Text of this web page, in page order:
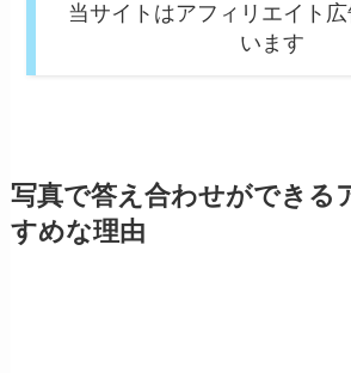
当サイトはアフィリエイト
います
写真で答え合わせができる
すめな理由